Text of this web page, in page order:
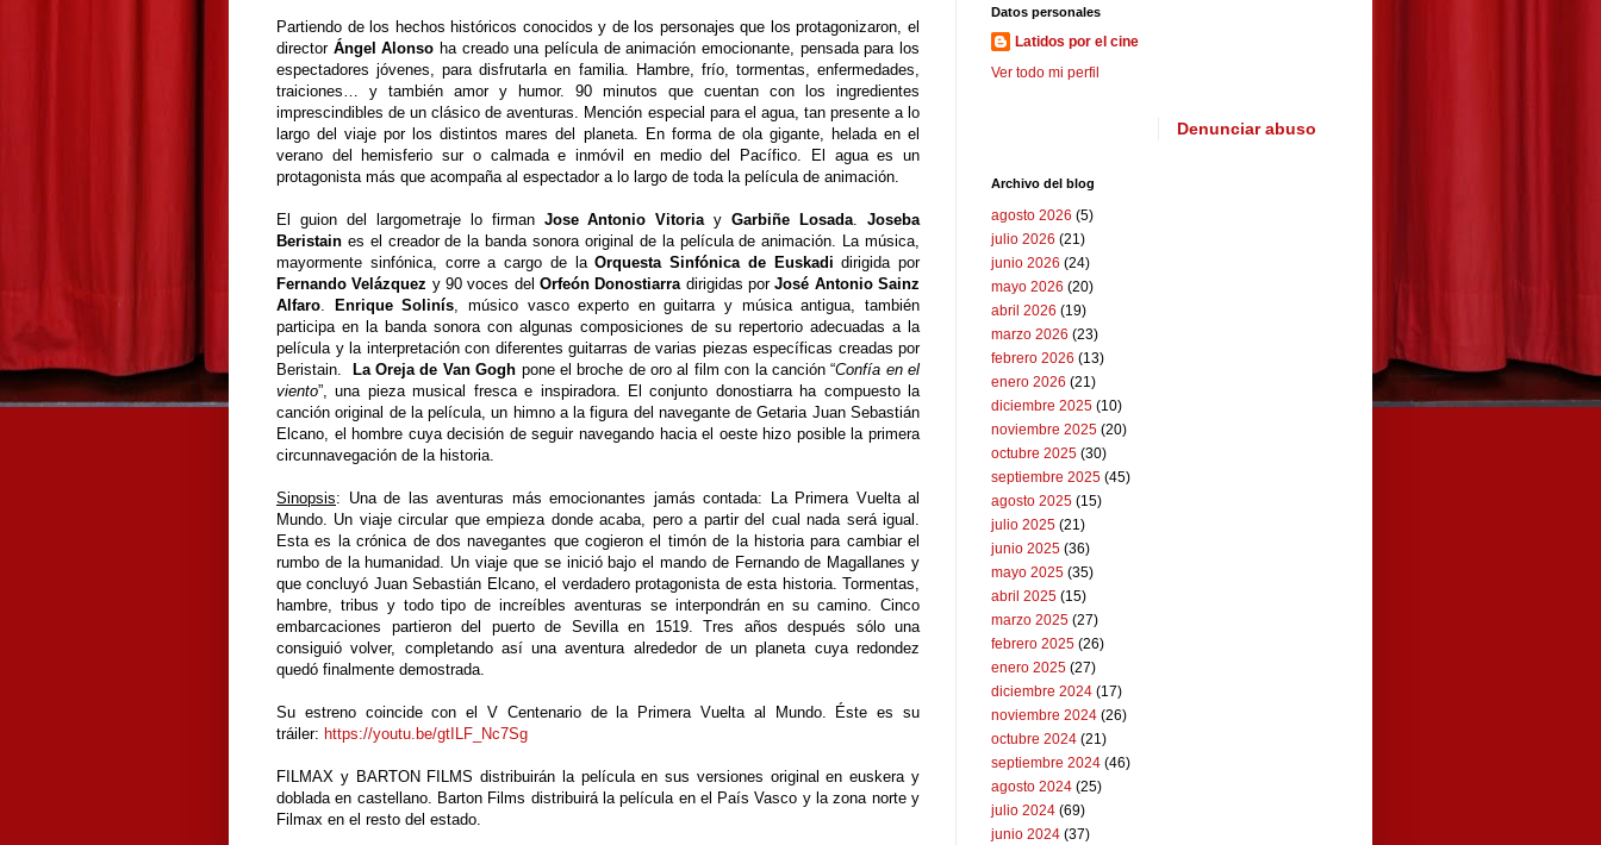
Partiendo de los hechos históricos conocidos y de los personajes que los protagonizaron, el
director Ángel Alonso ha creado una película de animación emocionante, pensada para los
espectadores jóvenes, para disfrutarla en familia. Hambre, frío, tormentas, enfermedades,
traiciones… y también amor y humor. 90 minutos que cuentan con los ingredientes
imprescindibles de un clásico de aventuras. Mención especial para el agua, tan presente a lo
largo del viaje por los distintos mares del planeta. En forma de ola gigante, helada en el
verano del hemisferio sur o calmada e inmóvil en medio del Pacífico. El agua es un
protagonista más que acompaña al espectador a lo largo de toda la película de animación.
El guion del largometraje lo firman Jose Antonio VitoriayGarbiñe Losada.Joseba
Beristain es el creador de la banda sonora original de la película de animación. La música,
mayormente sinfónica, corre a cargo de laOrquesta Sinfónica de Euskadi dirigida por
Fernando Velázquez y 90 voces delOrfeón Donostiarradirigidas porJosé Antonio Sainz
Alfaro. Enrique Solinís, músico vasco experto en guitarra y música antigua, también
participa en la banda sonora con algunas composiciones de su repertorio adecuadas a la
película y la interpretación con diferentes guitarras de varias piezas específicas creadas por
Beristain.
La Oreja de Van Gogh pone el broche de oro al film con la canción “Confía en el
viento”, una pieza musical fresca e inspiradora. El conjunto donostiarra ha compuesto la
canción original de la película, un himno a la figura del navegante de Getaria Juan Sebastián
Elcano, el hombre cuya decisión de seguir navegando hacia el oeste hizo posible la primera
circunnavegación de la historia.
Sinopsis: Una de las aventuras más emocionantes jamás contada: La Primera Vuelta al
Mundo. Un viaje circular que empieza donde acaba, pero a partir del cual nada será igual.
Esta es la crónica de dos navegantes que cogieron el timón de la historia para cambiar el
rumbo de la humanidad. Un viaje que se inició bajo el mando de Fernando de Magallanes y
que concluyó Juan Sebastián Elcano, el verdadero protagonista de esta historia. Tormentas,
hambre, tribus y todo tipo de increíbles aventuras se interpondrán en su camino. Cinco
embarcaciones partieron del puerto de Sevilla en 1519. Tres años después sólo una
consiguió volver, completando así una aventura alrededor de un planeta cuya redondez
quedó finalmente demostrada.
Su estreno coincide con el V Centenario de la Primera Vuelta al Mundo. Éste es su
tráiler: https://youtu.be/gtILF_Nc7Sg
FILMAX y BARTON FILMS distribuirán la película en sus versiones original en euskera y
doblada en castellano. Barton Films distribuirá la película en el País Vasco y la zona norte y
Filmax en el resto del estado.
Datos personales
Latidos por el cine
Ver todo mi perfil
Denunciar abuso
Archivo del blog
agosto 2026 (5)
julio 2026 (21)
junio 2026 (24)
mayo 2026 (20)
abril 2026 (19)
marzo 2026 (23)
febrero 2026 (13)
enero 2026 (21)
diciembre 2025 (10)
noviembre 2025 (20)
octubre 2025 (30)
septiembre 2025 (45)
agosto 2025 (15)
julio 2025 (21)
junio 2025 (36)
mayo 2025 (35)
abril 2025 (15)
marzo 2025 (27)
febrero 2025 (26)
enero 2025 (27)
diciembre 2024 (17)
noviembre 2024 (26)
octubre 2024 (21)
septiembre 2024 (46)
agosto 2024 (25)
julio 2024 (69)
junio 2024 (37)